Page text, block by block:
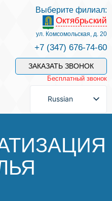
Выберите филиал:
Октябрьский
ул. Комсомольская, д. 20
+7 (347) 676-74-60
ЗАКАЗАТЬ ЗВОНОК
Бесплатный звонок
Russian